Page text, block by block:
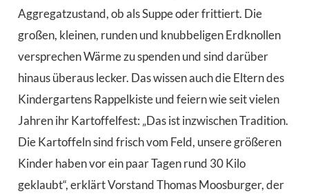
Aggregatzustand, ob als Suppe oder frittiert. Die
großen, kleinen, runden und knubbeligen Erdknollen
versprechen Wärme zu spenden und sind darüber
hinaus überaus lecker. Das wissen auch die Eltern des
Kindergartens Rappelkiste und feiern wie seit vielen
Jahren ihr Kartoffelfest: „Das ist inzwischen Tradition.
Die Kartoffeln sind frisch vom Feld, unsere größeren
Kinder haben vor ein paar Tagen rund 30 Kilo
geklaubt“, erklärt Vorstand Thomas Moosburger, der